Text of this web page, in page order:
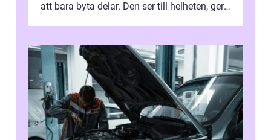
att bara byta delar. Den ser till helheten, ger